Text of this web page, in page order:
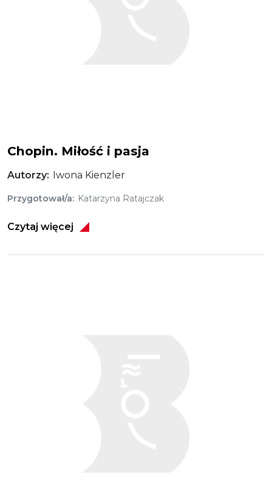
Chopin. Miłość i pasja
Autorzy Iwona Kienzler
Przygotował/a Katarzyna Ratajczak
Czytaj więcej